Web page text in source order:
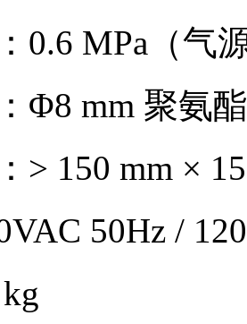
0.6 MPa（气
Φ8 mm 聚氨
> 150 mm ×
50Hz /